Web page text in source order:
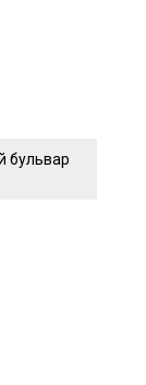
бульвар